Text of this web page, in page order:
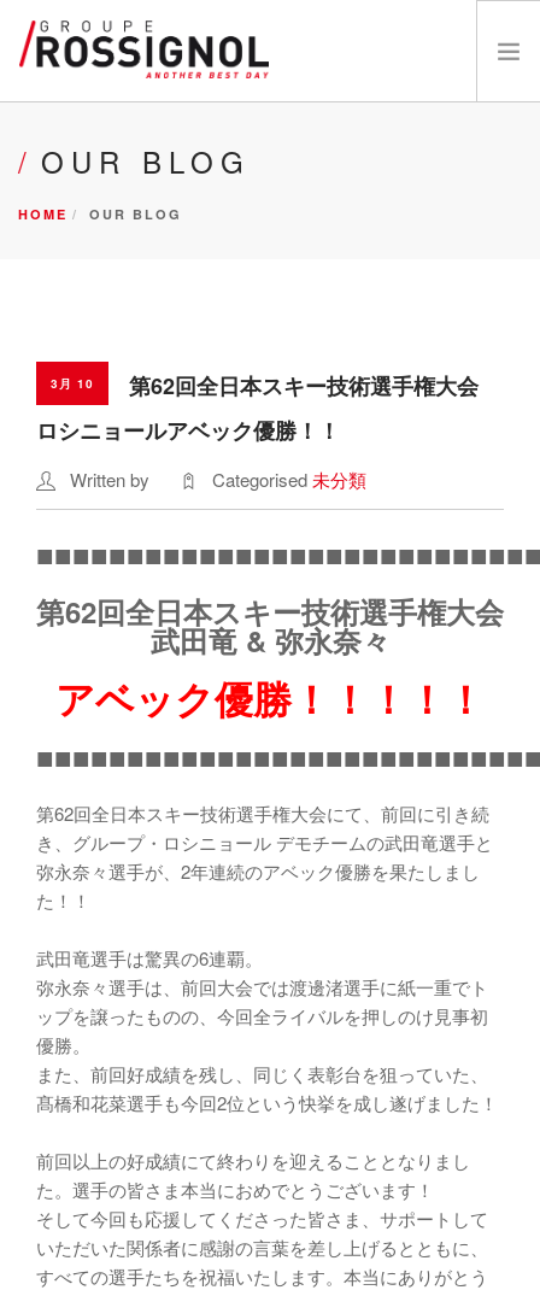
ABOUT US
INNOVATIONS
お問い合わせ
OUR BLOG
HOME OUR BLOG
3月 10
第62回全日本スキー技術選手権大会
ロシニョールアベック優勝！！
Written by Categorised未分類
第62回全日本スキー技術選手権大会
武田竜 & 弥永奈々
アベック優勝！！！！！
第62回全日本スキー技術選手権大会にて、前回に引き続
き、グループ・ロシニョール デモチームの武田竜選手と
弥永奈々選手が、2年連続のアベック優勝を果たしまし
た！！
武田竜選手は驚異の6連覇。
弥永奈々選手は、前回大会では渡邊渚選手に紙一重でト
ップを譲ったものの、今回全ライバルを押しのけ見事初
優勝。
また、前回好成績を残し、同じく表彰台を狙っていた、
髙橋和花菜選手も今回2位という快挙を成し遂げました！
前回以上の好成績にて終わりを迎えることとなりまし
た。選手の皆さま本当におめでとうございます！
そして今回も応援してくださった皆さま、サポートして
いただいた関係者に感謝の言葉を差し上げるとともに、
すべての選手たちを祝福いたします。本当にありがとう